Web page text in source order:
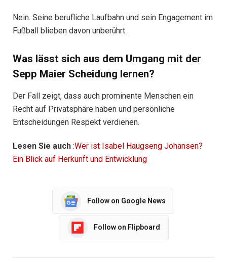
Nein. Seine berufliche Laufbahn und sein Engagement im
Fußball blieben davon unberührt.
Was lässt sich aus dem Umgang mit der
Sepp Maier Scheidung lernen?
Der Fall zeigt, dass auch prominente Menschen ein
Recht auf Privatsphäre haben und persönliche
Entscheidungen Respekt verdienen.
Lesen Sie auch :Wer ist Isabel Haugseng Johansen?
Ein Blick auf Herkunft und Entwicklung
Follow on Google News
Follow on Flipboard